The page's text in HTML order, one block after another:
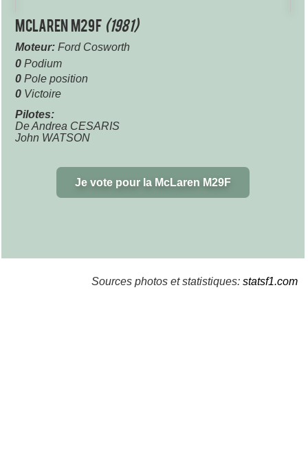
McLaren M29F (1981)
Moteur: Ford Cosworth
0 Podium
0 Pole position
0 Victoire
Pilotes:
De Andrea CESARIS
John WATSON
Je vote pour la McLaren M29F
Sources photos et statistiques: statsf1.com